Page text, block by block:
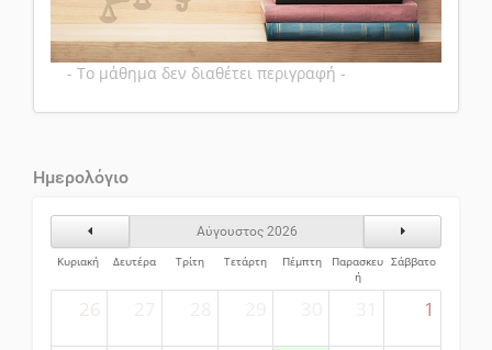
- Το μάθημα δεν διαθέτει περιγραφή -
Ημερολόγιο
Προηγούμενος ΜήναςΑύγουστος 2026
Επόμενος
Κυριακή
Δευτέρα Τρίτη Τετάρτη Πέμπτη
Παρασκευ
ή
Σάββατο
26 1